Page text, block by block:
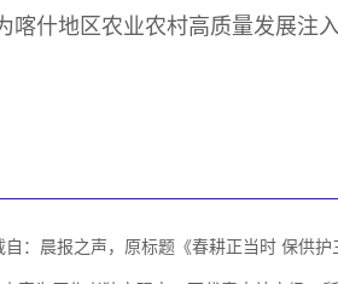
喀什地区农业农村高质量发展注
自：晨报之声，原标题《春耕正当时 保供